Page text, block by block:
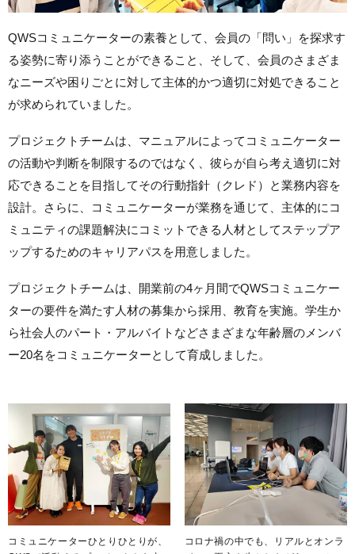
QWSコミュニケーターの素養として、会員の「問い」を探求す
る姿勢に寄り添うことができること、そして、会員のさまざま
なニーズや困りごとに対して主体的かつ適切に対処できること
が求められていました。
プロジェクトチームは、マニュアルによってコミュニケーター
の活動や判断を制限するのではなく、彼らが自ら考え適切に対
応できることを目指してその行動指針（クレド）と業務内容を
設計。さらに、コミュニケーターが業務を通じて、主体的にコ
ミュニティの課題解決にコミットできる人材としてステップア
ップするためのキャリアパスを用意しました。
プロジェクトチームは、開業前の4ヶ月間でQWSコミュニケー
ターの要件を満たす人材の募集から採用、教育を実施。学生か
ら社会人のパート・アルバイトなどさまざまな年齢層のメンバ
ー20名をコミュニケーターとして育成しました。
コミュニケーターひとりひとりが、
コロナ禍の中でも、リアルとオンラ